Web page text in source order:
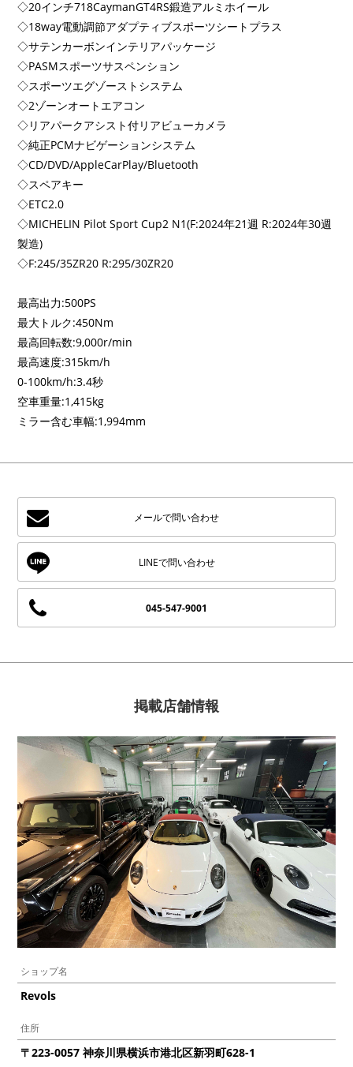
◇20インチ718CaymanGT4RS鍛造アルミホイール
◇18way電動調節アダプティブスポーツシートプラス
◇サテンカーボンインテリアパッケージ
◇PASMスポーツサスペンション
◇スポーツエグゾーストシステム
◇2ゾーンオートエアコン
◇リアパークアシスト付リアビューカメラ
◇純正PCMナビゲーションシステム
◇CD/DVD/AppleCarPlay/Bluetooth
◇スペアキー
◇ETC2.0
◇MICHELIN Pilot Sport Cup2 N1(F:2024年21週 R:2024年30週
製造)
◇F:245/35ZR20 R:295/30ZR20
最高出力:500PS
最大トルク:450Nm
最高回転数:9,000r/min
最高速度:315km/h
0-100km/h:3.4秒
空車重量:1,415kg
ミラー含む車幅:1,994mm
メールで問い合わせ
045-547-9001
掲載店舗情報
ショップ名
Revols
住所
〒223-0057 神奈川県横浜市港北区新羽町628-1